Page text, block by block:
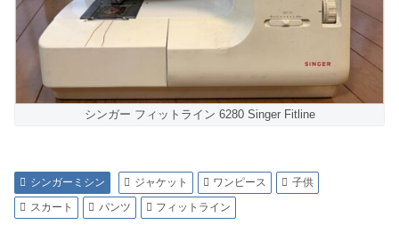
シンガー フィットライン 6280 Singer Fitline
シンガーミシン ジャケット ワンピース
子供
スカート
パンツ フィットライン